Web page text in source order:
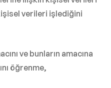
verileri işlediğini
ve bunların amacına
öğrenme,